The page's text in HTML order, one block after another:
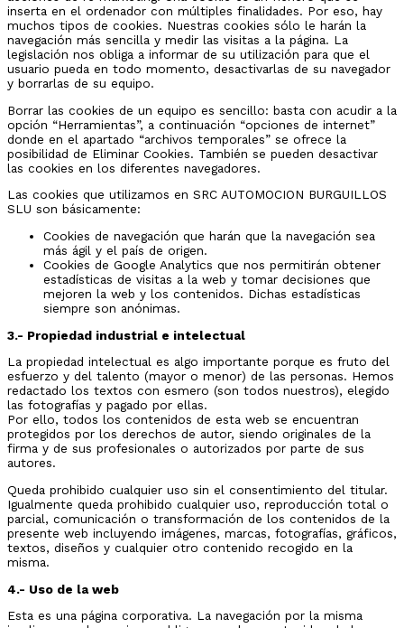
inserta en el ordenador con múltiples finalidades. Por eso, hay
muchos tipos de cookies. Nuestras cookies sólo le harán la
navegación más sencilla y medir las visitas a la página. La
legislación nos obliga a informar de su utilización para que el
usuario pueda en todo momento, desactivarlas de su navegador
y borrarlas de su equipo.
Borrar las cookies de un equipo es sencillo: basta con acudir a la
opción “Herramientas”, a continuación “opciones de internet”
donde en el apartado “archivos temporales” se ofrece la
posibilidad de Eliminar Cookies. También se pueden desactivar
las cookies en los diferentes navegadores.
Las cookies que utilizamos en SRC AUTOMOCION BURGUILLOS
SLU son básicamente:
Cookies de navegación que harán que la navegación sea
más ágil y el país de origen.
Cookies de Google Analytics que nos permitirán obtener
estadísticas de visitas a la web y tomar decisiones que
mejoren la web y los contenidos. Dichas estadísticas
siempre son anónimas.
3.- Propiedad industrial e intelectual
La propiedad intelectual es algo importante porque es fruto del
esfuerzo y del talento (mayor o menor) de las personas. Hemos
redactado los textos con esmero (son todos nuestros), elegido
las fotografías y pagado por ellas.
Por ello, todos los contenidos de esta web se encuentran
protegidos por los derechos de autor, siendo originales de la
firma y de sus profesionales o autorizados por parte de sus
autores.
Queda prohibido cualquier uso sin el consentimiento del titular.
Igualmente queda prohibido cualquier uso, reproducción total o
parcial, comunicación o transformación de los contenidos de la
presente web incluyendo imágenes, marcas, fotografías, gráficos,
textos, diseños y cualquier otro contenido recogido en la
misma.
4.- Uso de la web
Esta es una página corporativa. La navegación por la misma